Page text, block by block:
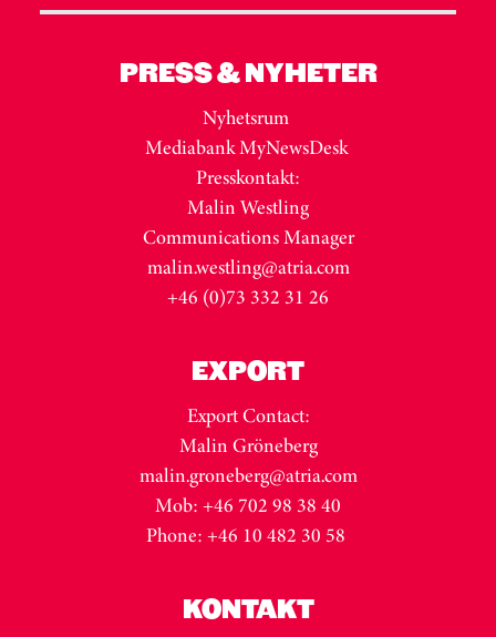
PRESS & NYHETER
Nyhetsrum
Mediabank MyNewsDesk
Presskontakt:
Malin Westling
Communications Manager
malin.westling@atria.com
+46 (0)73 332 31 26
EXPORT
Export Contact:
Malin Gröneberg
malin.groneberg@atria.com
Mob: +46 702 98 38 40
Phone: +46 10 482 30 58
KONTAKT